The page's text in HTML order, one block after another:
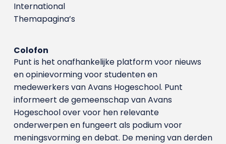
International
Themapagina’s
Colofon
Punt is het onafhankelijke platform voor nieuws
en opinievorming voor studenten en
medewerkers van Avans Hoge­school. Punt
informeert de gemeenschap van Avans
Hogeschool over voor hen relevante
onderwerpen en fungeert als podium voor
meningsvorming en debat. De mening van derden